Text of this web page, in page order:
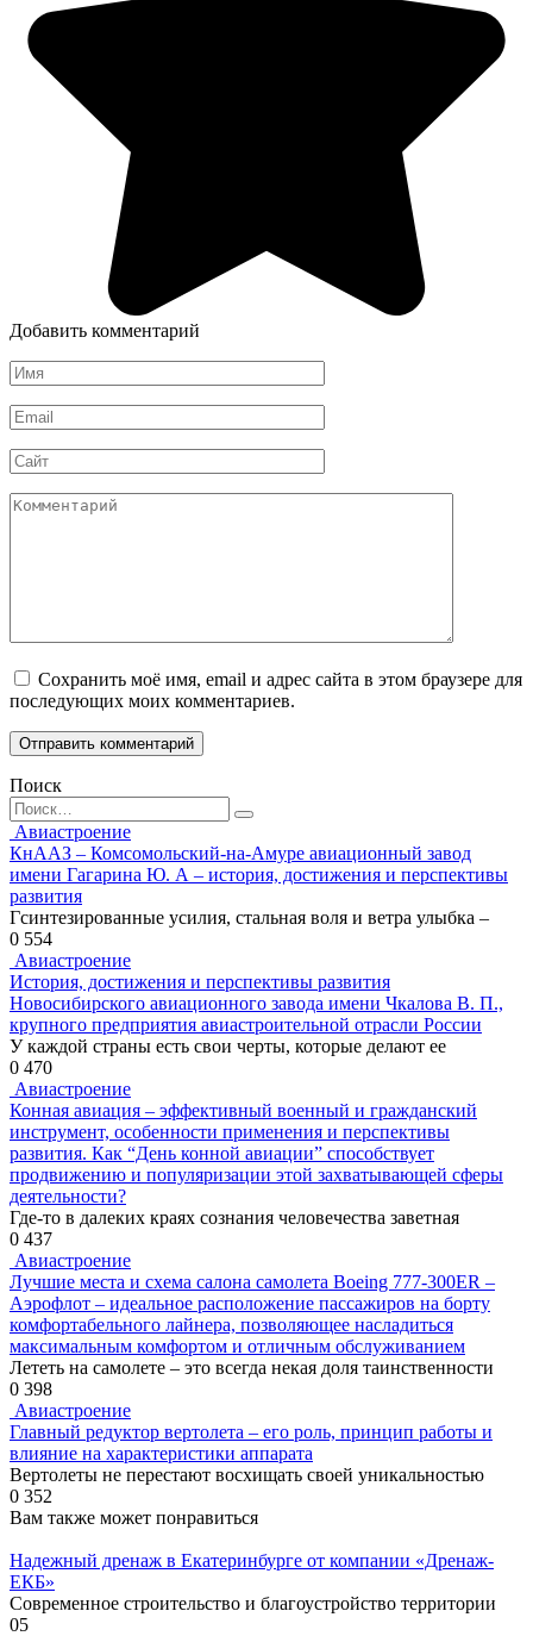
Добавить комментарий
Имя
*
Email
*
Сайт
Комментарий
Сохранить моё имя, email и адрес сайта в этом браузере для
последующих моих комментариев.
Поиск
Search
for:
Авиастроение
КнААЗ – Комсомольский-на-Амуре авиационный завод
имени Гагарина Ю. А – история, достижения и перспективы
развития
Гсинтезированные усилия, стальная воля и ветра улыбка –
0 554
Авиастроение
История, достижения и перспективы развития
Новосибирского авиационного завода имени Чкалова В. П.,
крупного предприятия авиастроительной отрасли России
У каждой страны есть свои черты, которые делают ее
0 470
Авиастроение
Конная авиация – эффективный военный и гражданский
инструмент, особенности применения и перспективы
развития. Как “День конной авиации” способствует
продвижению и популяризации этой захватывающей сферы
деятельности?
Где-то в далеких краях сознания человечества заветная
0 437
Авиастроение
Лучшие места и схема салона самолета Boeing 777-300ER –
Аэрофлот – идеальное расположение пассажиров на борту
комфортабельного лайнера, позволяющее насладиться
максимальным комфортом и отличным обслуживанием
Лететь на самолете – это всегда некая доля таинственности
0 398
Авиастроение
Главный редуктор вертолета – его роль, принцип работы и
влияние на характеристики аппарата
Вертолеты не перестают восхищать своей уникальностью
0 352
Вам также может понравиться
Надежный дренаж в Екатеринбурге от компании «Дренаж-
ЕКБ»
Современное строительство и благоустройство территории
05